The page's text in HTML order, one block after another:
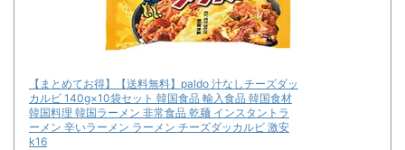
【まとめてお得】【送料無料】paldo 汁なしチーズダッ
カルビ 140g×10袋セット 韓国食品 輸入食品 韓国食材
韓国料理 韓国ラーメン 非常食品 乾麺 インスタントラ
ーメン 辛いラーメン ラーメン チーズダッカルビ 激安
k16